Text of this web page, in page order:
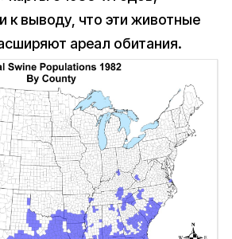
к выводу, что эти животные
ареал обитания.